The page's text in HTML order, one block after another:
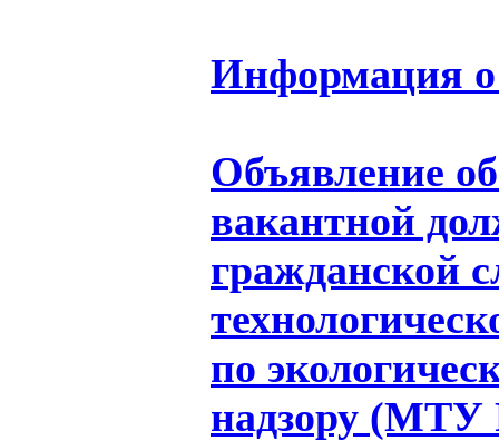
Информация о
Объявление
вакантной
гражданской
по
надзору (МТУ